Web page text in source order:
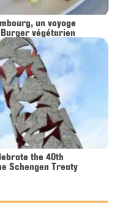
un voyage
végétarien
the 40th
Schengen Treaty